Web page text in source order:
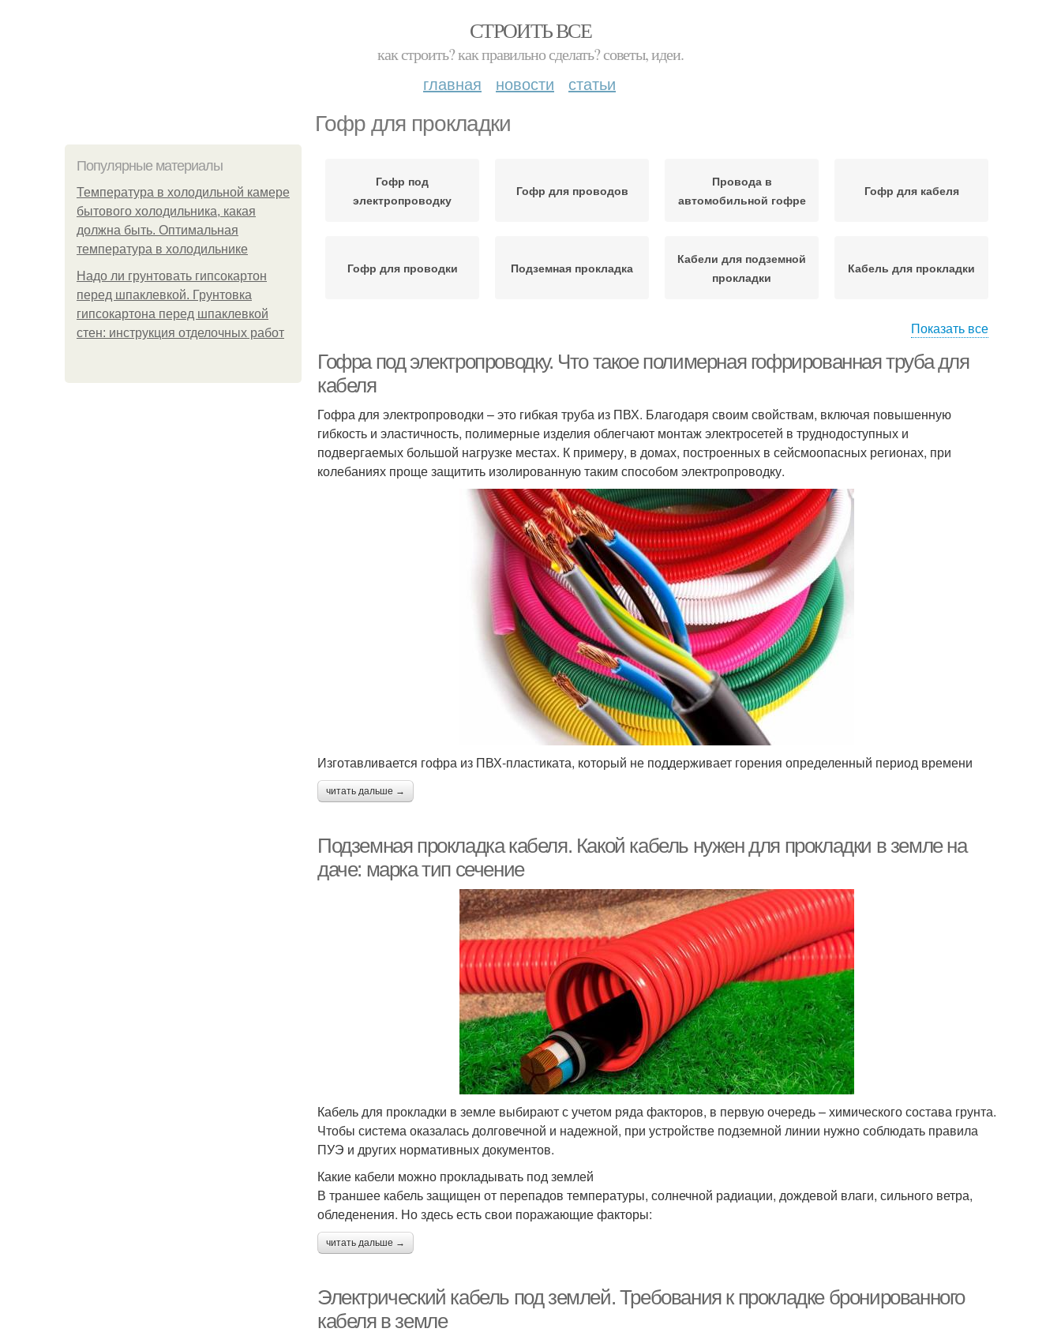
СТРОИТЬ ВСЕ
как строить? как правильно сделать? советы, идеи.
главная новости статьи
Гофр для прокладки
Популярные материалы
Температура в холодильной камере
бытового холодильника, какая
должна быть. Оптимальная
температура в холодильнике
Надо ли грунтовать гипсокартон
перед шпаклевкой. Грунтовка
гипсокартона перед шпаклевкой
стен: инструкция отделочных работ
Гофр под
электропроводку
Гофр для проводов
Провода в
автомобильной гофре
Гофр для кабеля
Гофр для проводки Подземная прокладка
Кабели для подземной
прокладки
Кабель для прокладки
Гофры под кабель Скрытая прокладка Открытая прокладка Гофр при прокладке
Гофры для подземной
прокладки
Гофр для подземной
прокладки
Гофры для проводов
Показать все
Гофра под электропроводку. Что такое полимерная гофрированная труба для
кабеля
Гофра для электропроводки – это гибкая труба из ПВХ. Благодаря своим свойствам, включая повышенную
гибкость и эластичность, полимерные изделия облегчают монтаж электросетей в труднодоступных и
подвергаемых большой нагрузке местах. К примеру, в домах, построенных в сейсмоопасных регионах, при
колебаниях проще защитить изолированную таким способом электропроводку.
Изготавливается гофра из ПВХ-пластиката, который не поддерживает горения определенный период времени
читать дальше →
Подземная прокладка кабеля. Какой кабель нужен для прокладки в земле на
даче: марка тип сечение
Кабель для прокладки в земле выбирают с учетом ряда факторов, в первую очередь – химического состава грунта.
Чтобы система оказалась долговечной и надежной, при устройстве подземной линии нужно соблюдать правила
ПУЭ и других нормативных документов.
Какие кабели можно прокладывать под землей
В траншее кабель защищен от перепадов температуры, солнечной радиации, дождевой влаги, сильного ветра,
обледенения. Но здесь есть свои поражающие факторы:
читать дальше →
Электрический кабель под землей. Требования к прокладке бронированного
кабеля в земле